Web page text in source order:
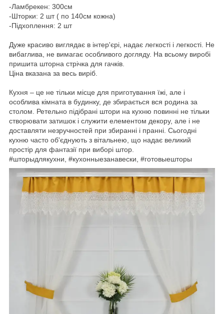
-Ламбрекен: 300см
-Шторки: 2 шт ( по 140см кожна)
-Підхоплення: 2 шт
Дуже красиво виглядає в інтер'єрі, надає легкості і легкості. Не
вибаглива, не вимагає особливого догляду. На всьому виробі
пришита шторна стрічка для гачків.
Ціна вказана за весь виріб
Кухня – це не тільки місце для приготування їжі, але і
особлива кімната в будинку, де збирається вся родина за
столом. Ретельно підібрані штори на кухню повинні не тільки
створювати затишок і служити елементом декору, але і не
доставляти незручностей при збиранні і пранні. Сьогодні
кухню часто об'єднують з вітальнею, що надає великий
простір для фантазії при виборі штор.
#шторыдлякухни, #кухонныезанавески, #готовыешторы